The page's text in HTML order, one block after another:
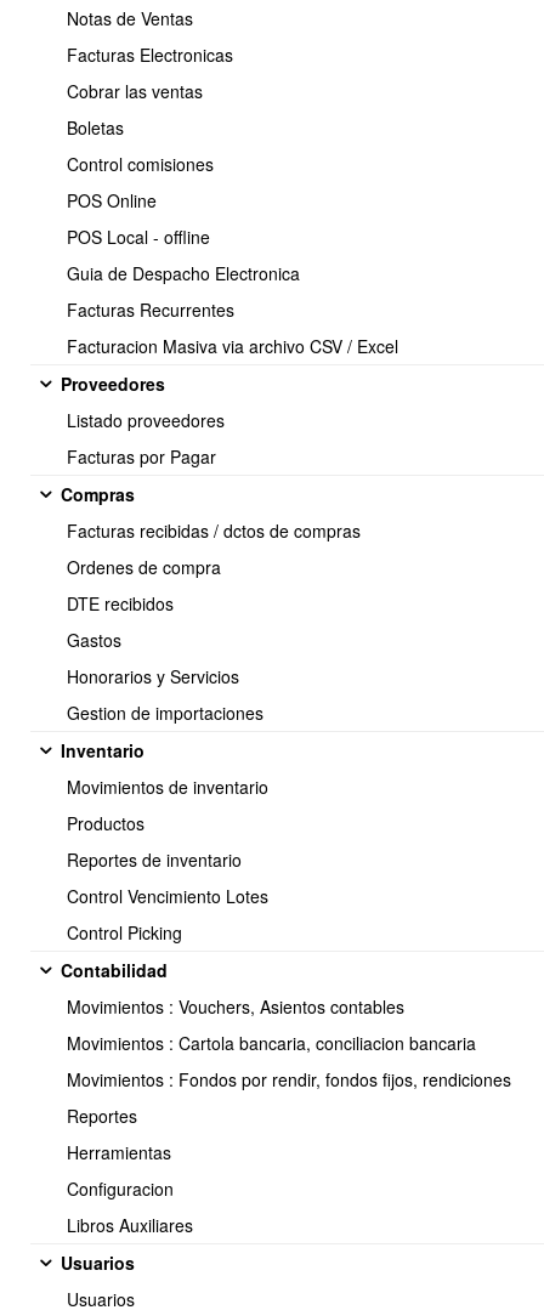
Notas de Ventas
Facturas Electronicas
Cobrar las ventas
Boletas
Control comisiones
POS Online
POS Local - offline
Guia de Despacho Electronica
Facturas Recurrentes
Facturacion Masiva via archivo CSV / Excel
Proveedores
Listado proveedores
Facturas por Pagar
Compras
Facturas recibidas / dctos de compras
Ordenes de compra
DTE recibidos
Gastos
Honorarios y Servicios
Gestion de importaciones
Inventario
Movimientos de inventario
Productos
Reportes de inventario
Control Vencimiento Lotes
Control Picking
Contabilidad
Movimientos : Vouchers, Asientos contables
Movimientos : Cartola bancaria, conciliacion bancaria
Movimientos : Fondos por rendir, fondos fijos, rendiciones
Reportes
Herramientas
Configuracion
Libros Auxiliares
Usuarios
Usuarios
Comportamiento y uso:
Al recibir una factura, desde el panel de DTE recibidos, el sistema
verifica y ubica el producto a partir del código.
Ordenes de compra
En las Ordenes de compra emitidas, se puede mostrar el codigo
que le estás solicitando con su propio código.
Soporte:
Tel.: (+56) 225 88 44 99 Opc. 2
E-mail: soporte@obuma.cl
Lunes a Viernes De 08:00 a 16:00 hrs
Av. Manuel Montt 037 Of. 404